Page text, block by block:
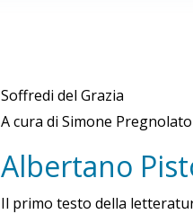
Soffredi del Grazia
A cura di Simone Pregnolato
Albertano
Il primo testo della